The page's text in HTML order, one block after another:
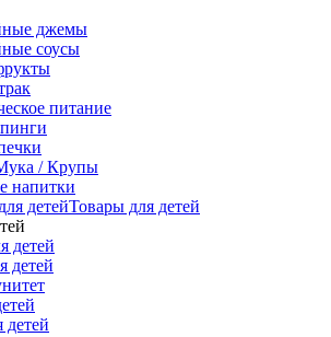
джемы
соусы
питание
/ Крупы
напитки
Товары для детей
детей
детей